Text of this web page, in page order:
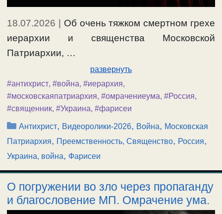
18.07.2026
Об очень тяжком смертном грехе
иерархии и священства Московской
Патриархии, …
развернуть
#антихрист, #война, #иерархия,
#московскаяпатриархия, #омрачениеума, #Россия,
#священник, #Украина, #фарисеи
Рубрики
Антихрист, Видеоролики-2026, Война, Московская
Патриархия, Преемственность, Священство, Россия,
Украина, война, Фарисеи
О погружении во зло через пропаганду
и благословение МП. Омрачение ума.